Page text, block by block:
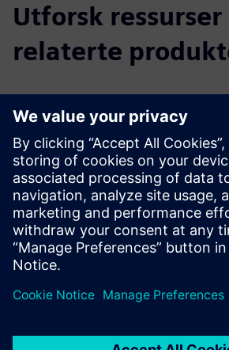
Utforsk ressurser
relaterte
Tilleggsinformasjon og
Casestudie
les mer
Forutsetninger
ingen